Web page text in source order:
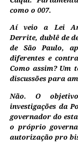
como o 007.
Aí veio a Lei
Derrite, dublê de
de São Paulo,
diferentes e
Como assim? Um
discussões para
Não. O
investigações da
governador do
o próprio
autorização pro